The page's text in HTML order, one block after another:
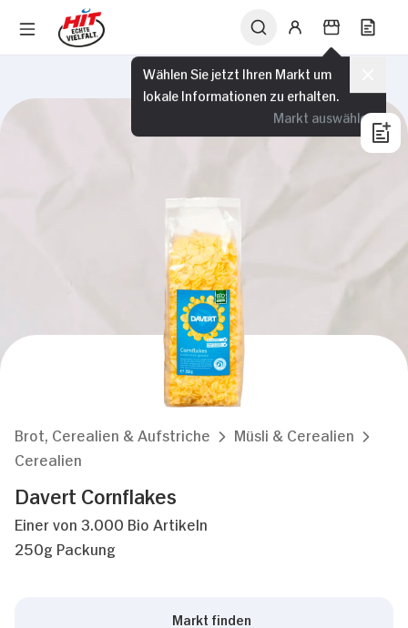
Wählen Sie jetzt Ihren Markt um
lokale Informationen zu erhalten.
Markt auswählen
Brot, Cerealien & Aufstriche
Müsli & Cerealien
Cerealien
Davert Cornflakes
Einer von 3.000 Bio Artikeln
250g Packung
Markt finden